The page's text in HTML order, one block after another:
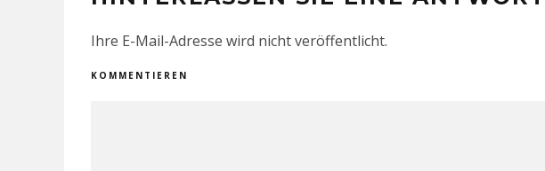
Ihre E-Mail-Adresse wird nicht veröffentlicht.
KOMMENTIEREN